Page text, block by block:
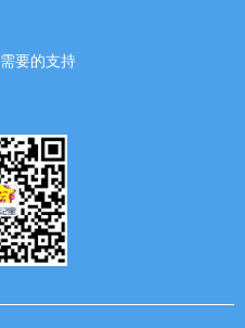
需要的支持